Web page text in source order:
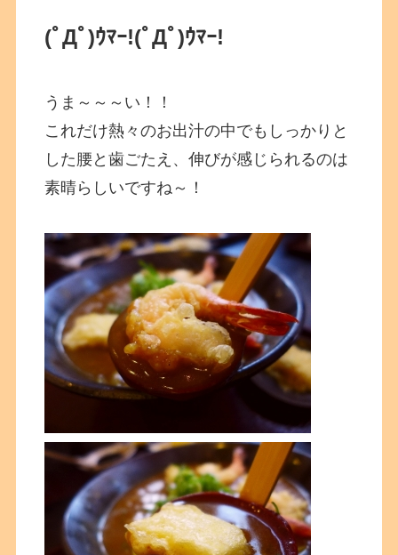
(ﾟДﾟ)ｳﾏｰ!(ﾟДﾟ)ｳﾏｰ!
うま～～～い！！
これだけ熱々のお出汁の中でもしっかりと
した腰と歯ごたえ、伸びが感じられるのは
素晴らしいですね～！